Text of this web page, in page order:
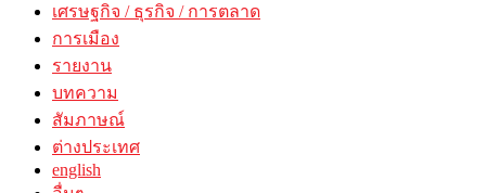
เศรษฐกิจ / ธุรกิจ / การตลาด
การเมือง
รายงาน
บทความ
สัมภาษณ์
ต่างประเทศ
english